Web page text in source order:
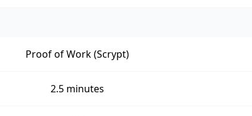
Proof of Work (Scrypt)
2.5 minutes